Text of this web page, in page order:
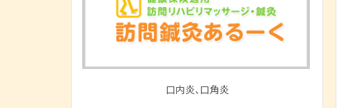
口内炎、口角炎